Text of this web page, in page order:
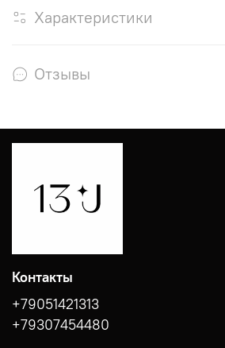
Характеристики
Отзывы
Контакты
+79051421313
+79307454480